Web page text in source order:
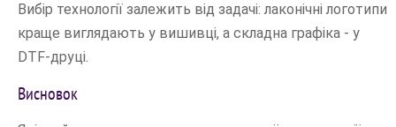
Вибір технології залежить від задачі: лаконічні логотипи
краще виглядають у вишивці, а складна графіка - у
DTF-друці.
Висновок